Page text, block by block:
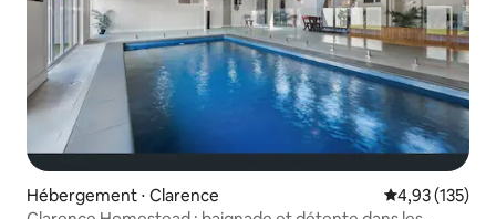
Hébergement ⋅ Clarence Évaluation
4,93 (135)